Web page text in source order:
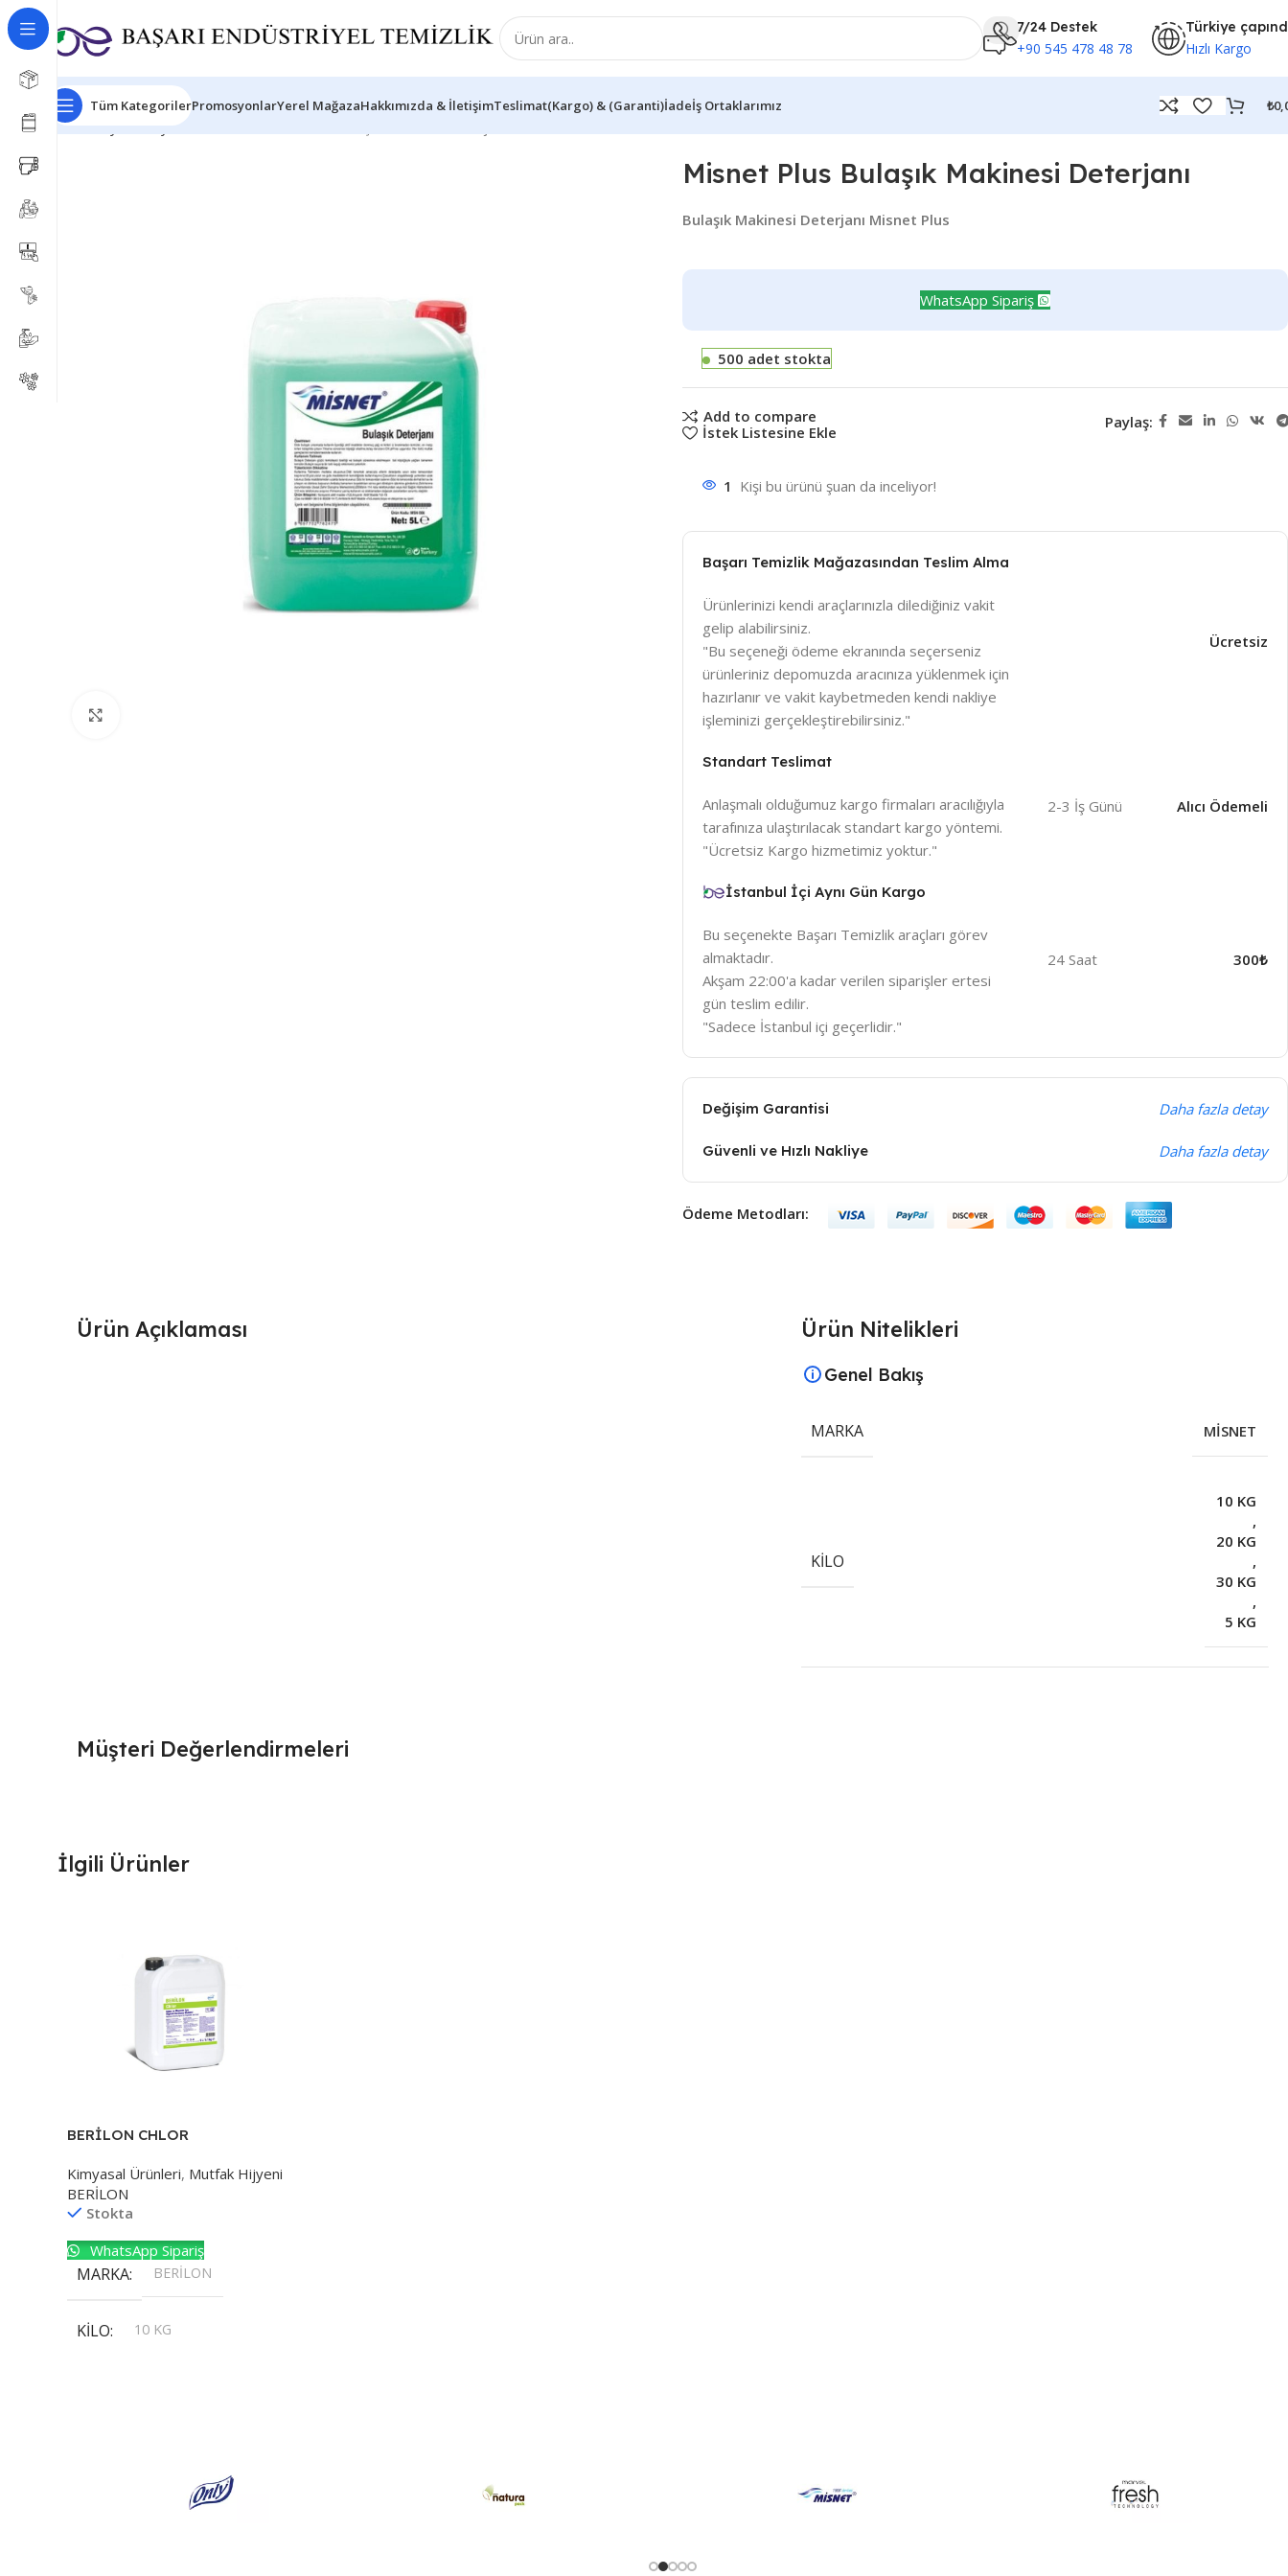
7/24 Destek
+90 545 478 48 78
Türkiye
Hızlı Kargo
Tüm KategorilerPromosyonlarYerel MağazaHakkımızda & İletişimTeslimat(Kargo) & (Garanti)İadeİş Ortaklarımız ₺
Ana Sayfa Kimyasal Ürünleri
Misnet Plus Bulaşık Makinesi Deterjanı
Bulaşık Makinesi Deterjanı Misnet Plus
WhatsApp Sipariş
500 adet stokta
Add to compare
İstek Listesine Ekle
Paylaş:
1 Kişi bu ürünü şuan da inceliyor!
Başarı Temizlik Mağazasından Teslim Alma
Ürünlerinizi kendi araçlarınızla dilediğiniz vakit
gelip alabilirsiniz.
"Bu seçeneği ödeme ekranında seçerseniz
ürünleriniz depomuzda aracınıza yüklenmek için
hazırlanır ve vakit kaybetmeden kendi nakliye
işleminizi gerçekleştirebilirsiniz."
Ücretsiz
Standart Teslimat
Anlaşmalı olduğumuz kargo firmaları aracılığıyla
tarafınıza ulaştırılacak standart kargo yöntemi.
"Ücretsiz Kargo hizmetimiz yoktur."
2-3 İş Günü Alıcı Ödemeli
İstanbul İçi Aynı Gün Kargo
Bu seçenekte Başarı Temizlik araçları görev
almaktadır.
Akşam 22:00'a kadar verilen siparişler ertesi
gün teslim edilir.
"Sadece İstanbul içi geçerlidir."
24 Saat 300₺
Değişim Garantisi Daha fazla detay
Güvenli ve Hızlı Nakliye Daha fazla detay
Ödeme Metodları:
Ürün Açıklaması Ürün Nitelikleri
Genel Bakış
MARKA MİSNET
KILO
10 KG
,
20 KG
,
30 KG
,
5 KG
Müşteri Değerlendirmeleri
İlgili Ürünler
BERİLON CHLOR
Kimyasal Ürünleri, Mutfak Hijyeni
BERİLON
Stokta
WhatsApp Sipariş
MARKA BERİLON
KILO
10 KG